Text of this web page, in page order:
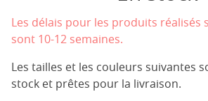
Les délais pour les produits réalisés
sont 10-12 semaines.
Les tailles et les couleurs suivantes
stock et prêtes pour la livraison.